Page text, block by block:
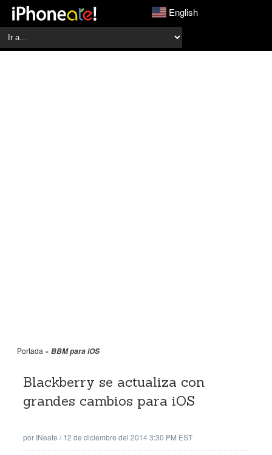
English
Portada » BBM para iOS
Blackberry se actualiza con
grandes cambios para iOS
por INeate /12 de diciembre del 2014 3:30 PM EST